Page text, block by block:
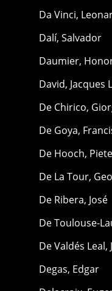
Da Vinci,
Dalí, Salvador
Daumier,
David, Jacques
De Chirico,
De Goya,
De Hooch,
De La Tour,
De Ribera, José
De Toulouse-
De Valdés Leal,
Degas, Edgar